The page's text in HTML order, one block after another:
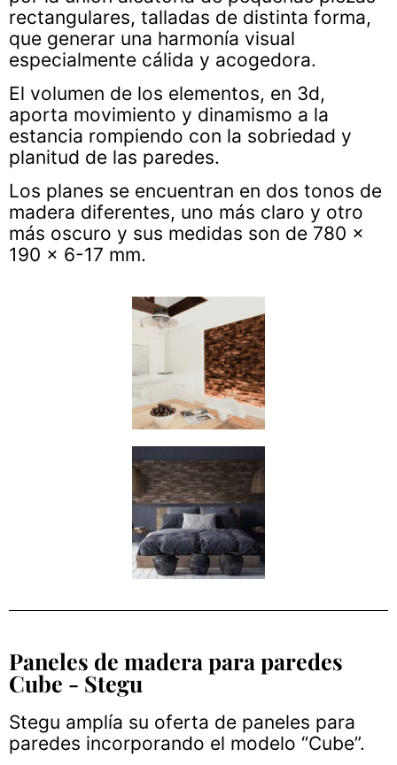
rectangulares, talladas de distinta forma,
que generar una harmonía visual
especialmente cálida y acogedora.
El volumen de los elementos, en 3d,
aporta movimiento y dinamismo a la
estancia rompiendo con la sobriedad y
planitud de las paredes.
Los planes se encuentran en dos tonos de
madera diferentes, uno más claro y otro
más oscuro y sus medidas son de 780 x
190 x 6-17 mm.
Paneles de madera para paredes
Cube - Stegu
Stegu amplía su oferta de paneles para
paredes incorporando el modelo “Cube”.